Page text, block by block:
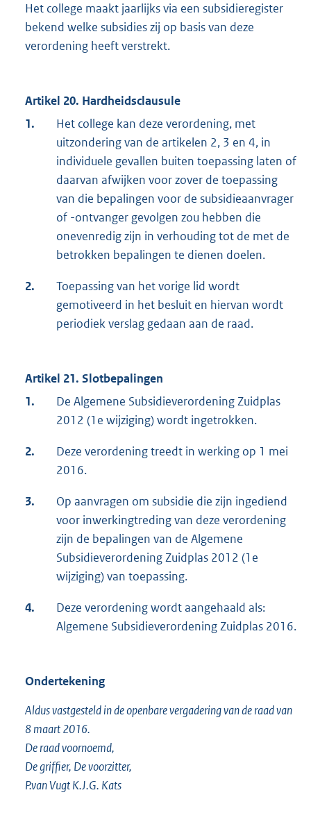
Het college maakt jaarlijks via een subsidieregister
bekend welke subsidies zij op basis van deze
verordening heeft verstrekt.
Artikel 20. Hardheidsclausule
1.
Het college kan deze verordening, met
uitzondering van de artikelen 2, 3 en 4, in
individuele gevallen buiten toepassing laten of
daarvan afwijken voor zover de toepassing
van die bepalingen voor de subsidieaanvrager
of -ontvanger gevolgen zou hebben die
onevenredig zijn in verhouding tot de met de
betrokken bepalingen te dienen doelen.
2.
Toepassing van het vorige lid wordt
gemotiveerd in het besluit en hiervan wordt
periodiek verslag gedaan aan de raad.
Artikel 21. Slotbepalingen
1.
De Algemene Subsidieverordening Zuidplas
2012 (1e wijziging) wordt ingetrokken.
2.
Deze verordening treedt in werking op 1 mei
2016.
3.
Op aanvragen om subsidie die zijn ingediend
voor inwerkingtreding van deze verordening
zijn de bepalingen van de Algemene
Subsidieverordening Zuidplas 2012 (1e
wijziging) van toepassing.
4.
Deze verordening wordt aangehaald als:
Algemene Subsidieverordening Zuidplas 2016.
Ondertekening
Aldus vastgesteld in de openbare vergadering van de raad van
8 maart 2016.
De raad voornoemd,
De griffier, De voorzitter,
P.van Vugt K.J.G. Kats